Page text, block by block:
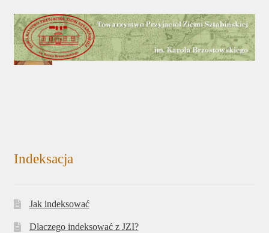
Indeksacja
Jak indeksować
Dlaczego indeksować z JZI?